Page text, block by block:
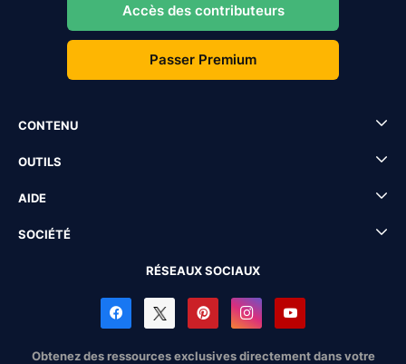
Accès des contributeurs
Passer Premium
CONTENU
OUTILS
AIDE
SOCIÉTÉ
RÉSEAUX SOCIAUX
Obtenez des ressources exclusives directement dans votre